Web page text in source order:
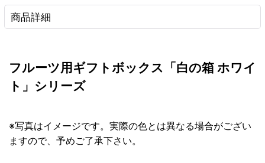
商品詳細
フルーツ用ギフトボックス「白の箱 ホワイ
ト」シリーズ
※写真はイメージです。実際の色とは異なる場合がござい
ますので、予めご了承下さい。